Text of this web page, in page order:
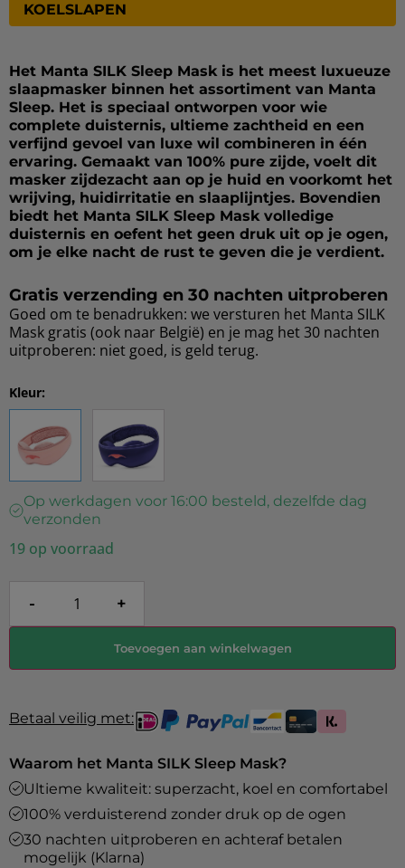
KOELSLAPEN
Het Manta SILK Sleep Mask is het meest luxueuze
slaapmasker binnen het assortiment van Manta
Sleep. Het is speciaal ontworpen voor wie
complete duisternis, ultieme zachtheid en een
verfijnd gevoel van luxe wil combineren in één
ervaring. Gemaakt van 100% pure zijde, voelt dit
masker zijdezacht aan op je huid en voorkomt het
wrijving, huidirritatie en slaaplijntjes. Bovendien
biedt het Manta SILK Sleep Mask volledige
duisternis en oefent het geen druk uit op je ogen,
om je elke nacht de rust te geven die je verdient.
Gratis verzending en 30 nachten uitproberen
Goed om te benadrukken: we versturen het Manta SILK
Mask gratis (ook naar België) en je mag het 30 nachten
uitproberen: niet goed, is geld terug.
Kleur:
Op werkdagen voor 16:00 besteld, dezelfde dag
verzonden
19 op voorraad
- +
Toevoegen aan winkelwagen
Betaal veilig met:
Waarom het Manta SILK Sleep Mask?
Ultieme kwaliteit: superzacht, koel en comfortabel
100% verduisterend zonder druk op de ogen
30 nachten uitproberen en achteraf betalen
mogelijk (Klarna)